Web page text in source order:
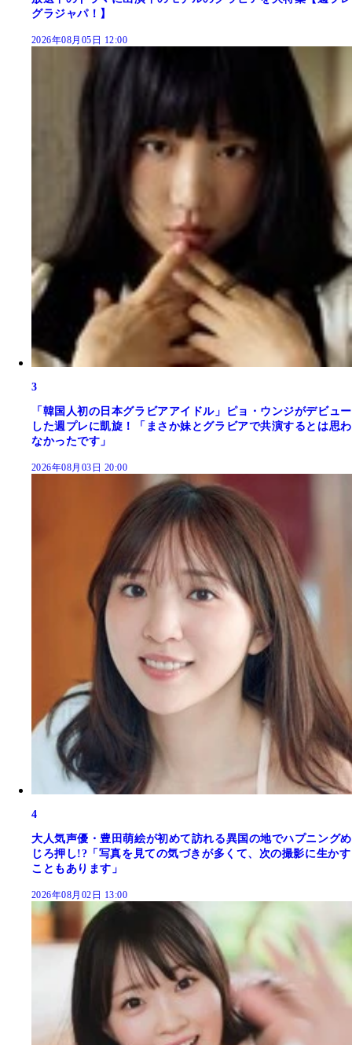
グラジャパ！】
2026年08月05日 12:00
3
「韓国人初の日本グラビアアイドル」ピョ・ウンジがデビュー
した週プレに凱旋！「まさか妹とグラビアで共演するとは思わ
なかったです」
2026年08月03日 20:00
4
大人気声優・豊田萌絵が初めて訪れる異国の地でハプニングめ
じろ押し!?「写真を見ての気づきが多くて、次の撮影に生かす
こともあります」
2026年08月02日 13:00